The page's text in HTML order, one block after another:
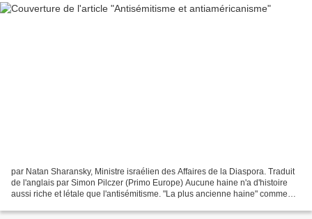
par Natan Sharansky, Ministre israélien des Affaires de la Diaspora. Traduit
de l'anglais par Simon Pilczer (Primo Europe) Aucune haine n'a d'histoire
aussi riche et létale que l'antisémitisme. "La plus ancienne haine" comme